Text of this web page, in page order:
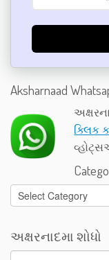
Aksharnaad
ક્લિક
Categories
અક્ષરનાદમા શોધો